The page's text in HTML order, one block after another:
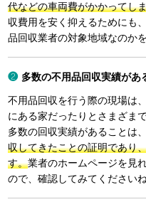
代などの車両費がかかってし
収費用を安く抑えるためにも
品回収業者の対象地域なのか
多数の不用品回収実績があ
不用品回収を行う際の現場は
にある家だったりとさまざまで
多数の回収実績があることは
収してきたことの証明であり
す。業者のホームページを見
ので、確認してみてくださいね